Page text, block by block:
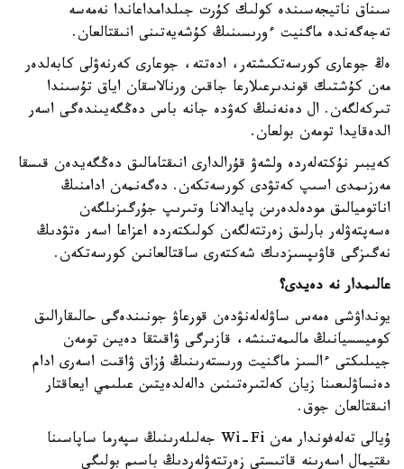
سىناق ناتيجەسىندە كولىك كۇرت جىلدامداعاندا نەمەسە
تەجەگەندە ماگنيت ءورىسىنىڭ كۇشەيەتىنى انىقتالعان.
ەڭ جوعارى كورسەتكىشتەر، ادەتتە، جوعارى كەرنەۋلى كابەلدەر
مەن كۇشتىك قوندىرعىلارعا جاقىن ورنالاسقان اياق تۇسىندا
تىركەلگەن. ال دەنەنىڭ كەۋدە جانە باس دەڭگەيىندەگى اسەر
الدەقايدا تومەن بولعان.
كەيبىر نۇكتەلەردە ولشەۋ قۇرالدارى انىقتامالىق دەڭگەيدەن قىسقا
مەرزىمدى اسىپ كەتۋدى كورسەتكەن. دەگەنمەن ادامنىڭ
اناتوميالىق مودەلدەرىن پايدالانا وتىرىپ جۇرگىزىلگەن
ەسەپتەۋلەر بارلىق زەرتتەلگەن كولىكتەردە اعزاعا اسەر ەتۋدىڭ
نەگىزگى قاۋىپسىزدىك شەكتەرى ساقتالعانىن كورسەتكەن.
عالىمدار نە دەيدى؟
يونداۋشى ەمەس ساۋلەلەنۋدەن قورعاۋ جونىندەگى حالىقارالىق
كوميسسيانىڭ مالىمەتىنشە، قازىرگى ۋاقىتقا دەيىن تومەن
جيىلىكتى ءالسىز ماگنيت ورىستەرىنىڭ ۇزاق ۋاقىت اسەرى ادام
دەنساۋلىعىنا زيان كەلتىرەتىنىن دالەلدەيتىن عىلىمي ايعاقتار
انىقتالعان جوق.
ۇيالى تەلەفوندار مەن Wi-Fi جەلىلەرىنىڭ سپەرما ساپاسىنا
ىقتيمال اسەرىنە قاتىستى زەرتتەۋلەردىڭ باسىم بولىگى